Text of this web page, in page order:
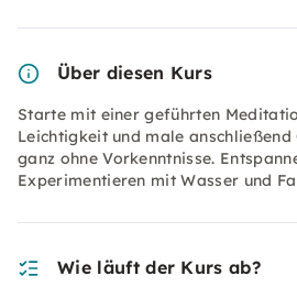
Über diesen Kurs
Starte mit einer geführten
Leichtigkeit und male
ganz ohne Vorkenntnisse.
Experimentieren mit Wasser und
Wie läuft der Kurs ab?